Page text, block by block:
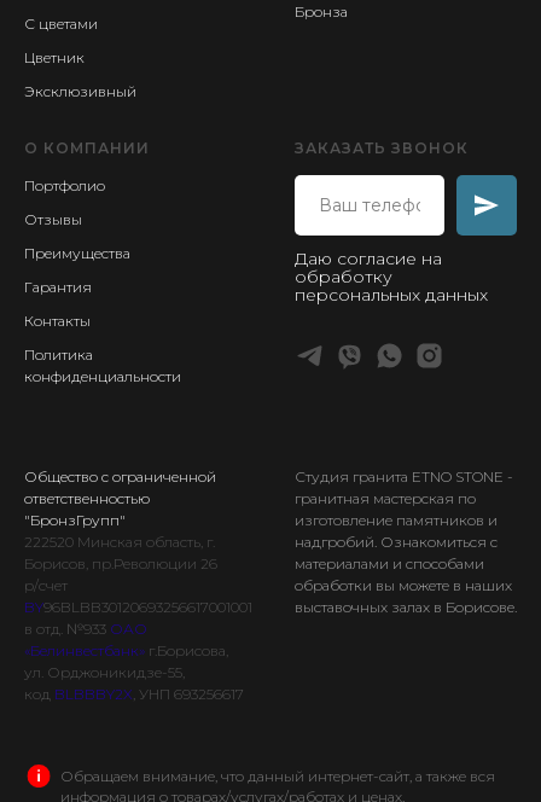
С цветами
Цветник
Эксклюзивный
Бронза
О КОМПАНИИ
Портфолио
Отзывы
Преимущества
Гарантия
Контакты
Политика
конфиденциальности
ЗАКАЗАТЬ ЗВОНОК
Даю согласие на
обработку
персональных данных
Общество с ограниченной
ответственностью
"БронзГрупп"
222520 Минская область, г.
Борисов, пр.Революции 26
р/счет
BY96BLBB30120693256617001001
в отд. №933 ОАО
«Белинвестбанк» г.Борисова,
ул. Орджоникидзе-55,
код BLBBBY2X , УНП 693256617
Студия гранита ETNO STONE -
гранитная мастерская по
изготовление памятников и
надгробий. Ознакомиться с
материалами и способами
обработки вы можете в наших
выставочных залах в Борисове.
Обращаем внимание, что данный интернет-сайт, а также вся
информация о товарах/услугах/работах и ценах,